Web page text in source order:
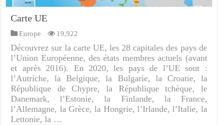
Carte UE
Europe 19,922
Découvrez sur la carte UE, les 28 capitales des pays de
l’Union Européenne, des états membres actuels (avant
et après 2016). En 2020, les pays de l’UE sont :
l’Autriche, la Belgique, la Bulgarie, la Croatie, la
République de Chypre, la République tchèque, le
Danemark, l’Estonie, la Finlande, la France,
l’Allemagne, la Grèce, la Hongrie, l’Irlande, l’Italie, la
Lettonie, la …